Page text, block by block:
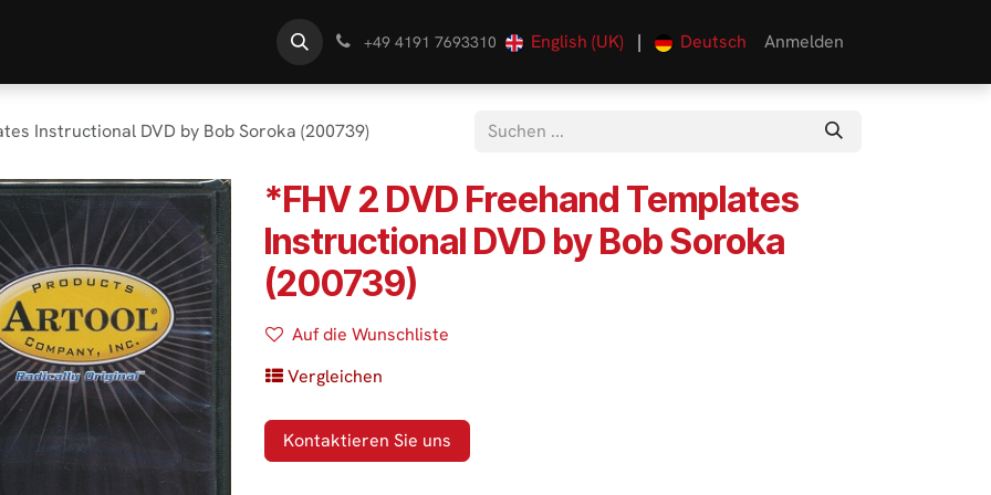
+49 4191 7693310 English (UK) | Deutsch Anmelden
Instructional DVD by Bob Soroka (200739)
*FHV 2 DVD Freehand Templates
Instructional DVD by Bob Soroka
(200739)
Auf die Wunschliste
Vergleichen
Kontaktieren Sie uns